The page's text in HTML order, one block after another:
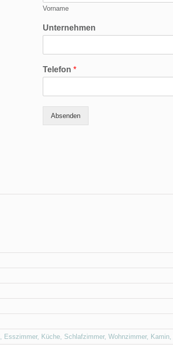
Vorname
Unternehmen
Telefon *
Absenden
, Esszimmer, Küche, Schlafzimmer, Wohnzimmer, Kamin,